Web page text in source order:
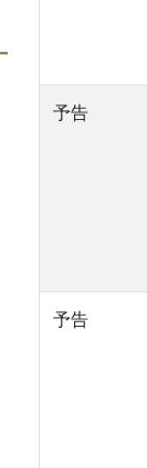
予告
予告